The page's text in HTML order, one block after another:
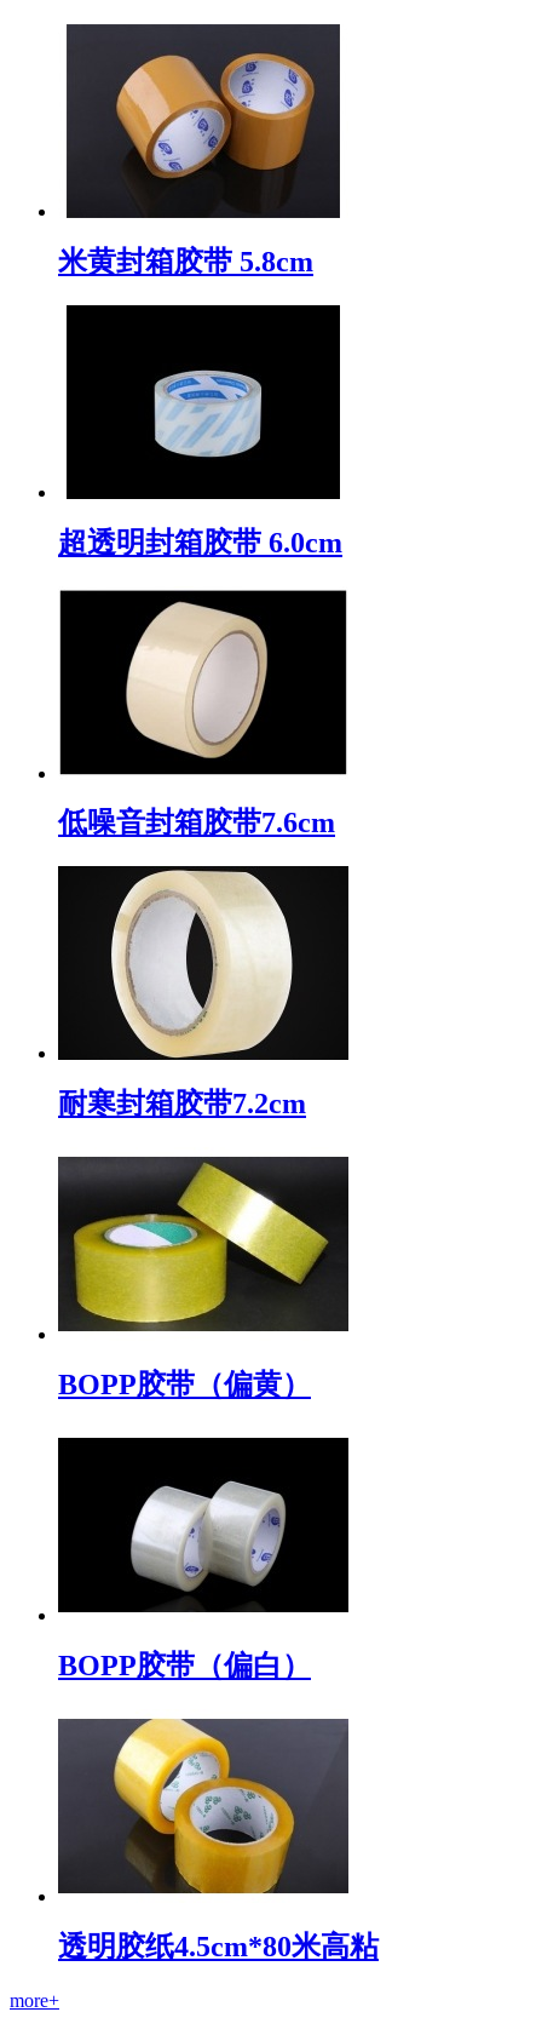
米黄封箱胶带 5.8cm
超透明封箱胶带 6.0cm
低噪音封箱胶带7.6cm
耐寒封箱胶带7.2cm
BOPP胶带（偏黄）
BOPP胶带（偏白）
透明胶纸4.5cm*80米高粘
more+